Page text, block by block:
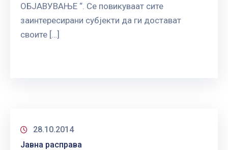
ОБЈАВУВАЊЕ “. Се повикуваат сите
заинтересирани субјекти да ги достават
своите […]
28.10.2014
Јавна расправа